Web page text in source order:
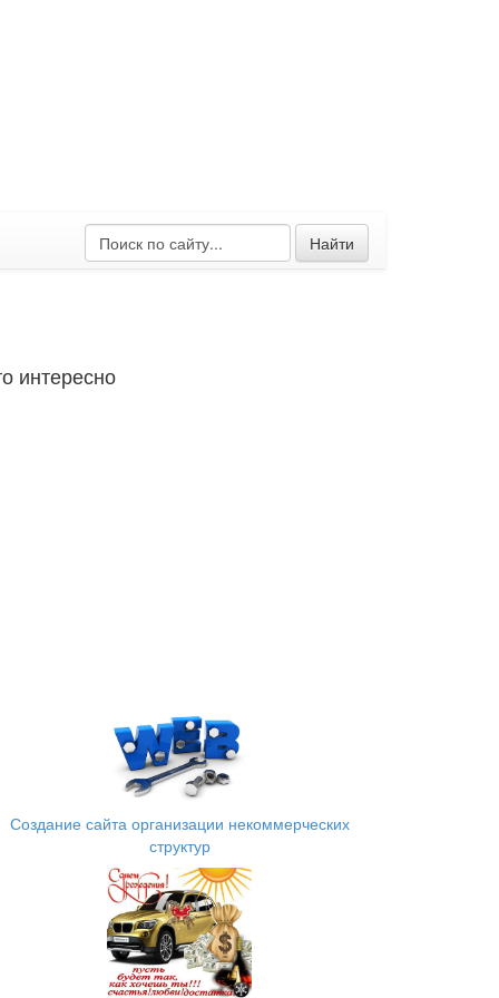
Найти
интересно
Создание сайта организации некоммерческих
структур